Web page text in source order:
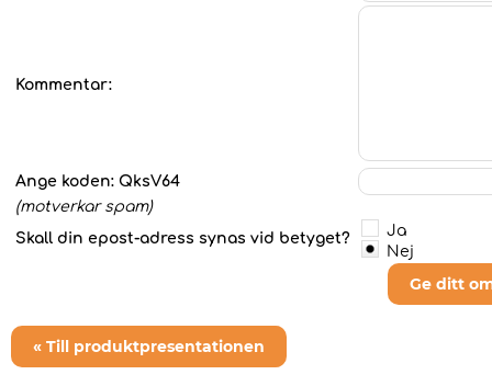
Kommentar:
Ange koden: QksV64
(motverkar spam)
Skall din epost-adress synas vid betyget?
Ja
Nej
Ge ditt
« Till produktpresentationen